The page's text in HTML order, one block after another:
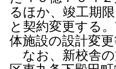
るほか、竣工期
と契約変更する
体施設の設計変
なお、新校舎の